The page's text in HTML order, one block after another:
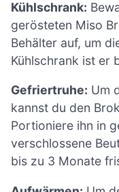
Kühlschrank:
gerösteten Miso
Behälter auf, um
Kühlschrank ist er
Gefriertruhe: Um
kannst du den
Portioniere ihn in
verschlossene
bis zu 3 Monate